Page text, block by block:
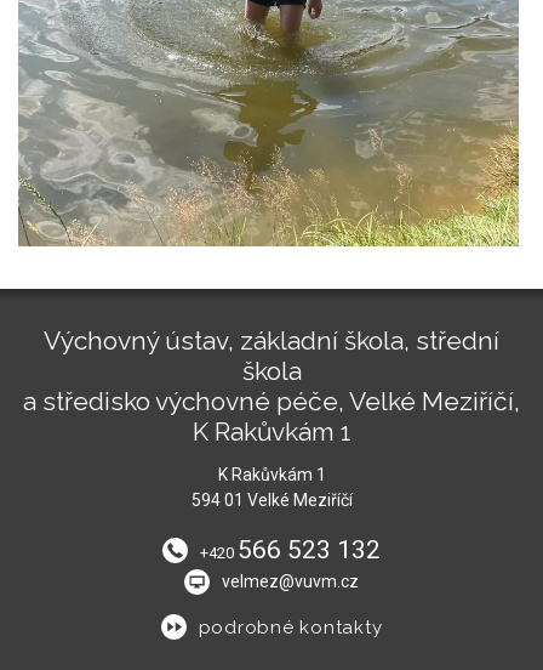
Výchovný ústav, základní škola, střední
škola
a středisko výchovné péče, Velké Meziříčí,
K Rakůvkám 1
K Rakůvkám 1
594 01 Velké Meziříčí
+420 566 523 132
velmez@vuvm.cz
podrobné kontakty